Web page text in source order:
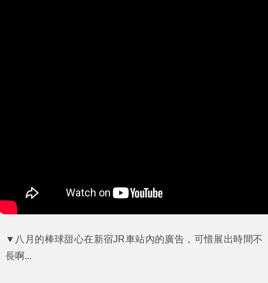
▼八月的棒球甜心在新宿JR車站內的廣告，可惜展出時間不
長啊...